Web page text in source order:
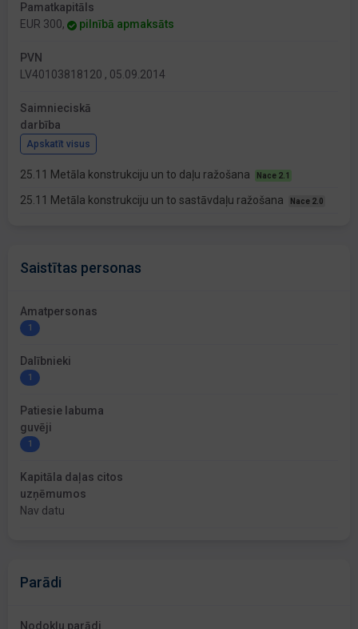
Pamatkapitāls
EUR 300,
pilnībā apmaksāts
PVN
LV40103818120 , 05.09.2014
Saimnieciskā
darbība
Apskatīt visus
25.11 Metāla konstrukciju un to daļu ražošana Nace 2.1
25.11 Metāla konstrukciju un to sastāvdaļu ražošana Nace 2.0
Saistītas personas
Amatpersonas
1
Dalībnieki
1
Patiesie labuma
guvēji
1
Kapitāla daļas citos
uzņēmumos
Nav datu
Parādi
Nodokļu parādi